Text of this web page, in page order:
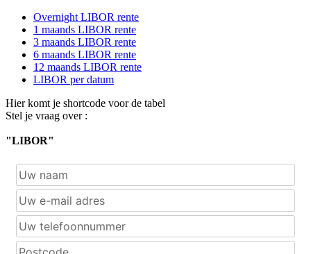
Overnight LIBOR rente
1 maands LIBOR rente
3 maands LIBOR rente
6 maands LIBOR rente
12 maands LIBOR rente
LIBOR per datum
Hier komt je shortcode voor de tabel
Stel je vraag over :
"LIBOR"